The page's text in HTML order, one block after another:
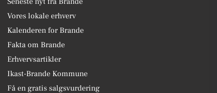
Vores lokale erhverv
Kalenderen for Brande
Fakta om Brande
Erhvervsartikler
Ikast-Brande Kommune
Få en gratis salgsvurdering